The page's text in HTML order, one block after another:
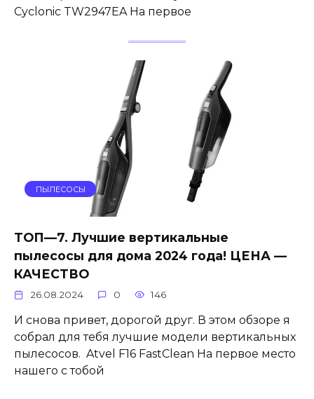
Cyclonic TW2947EA На первое
ПЫЛЕСОСЫ
ТОП—7. Лучшие вертикальные
пылесосы для дома 2024 года! ЦЕНА —
КАЧЕСТВО
26.08.2024 0 146
И снова привет, дорогой друг. В этом обзоре я
собрал для тебя лучшие модели вертикальных
пылесосов. Atvel F16 FastClean На первое место
нашего с тобой